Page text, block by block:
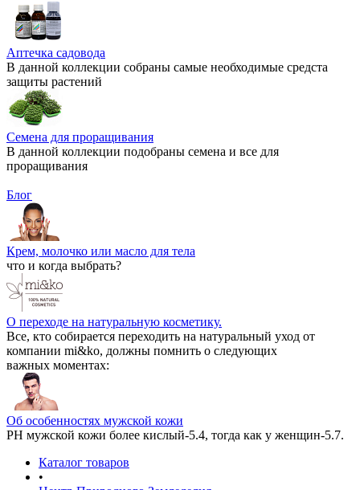
Аптечка садовода
В данной коллекции собраны самые необходимые средста
защиты растений
Семена для проращивания
В данной коллекции подобраны семена и все для
проращивания
Блог
Крем, молочко или масло для тела
что и когда выбрать?
О переходе на натуральную косметику.
Все, кто собирается переходить на натуральный уход от
компании mi&ko, должны помнить о следующих
важных моментах:
Об особенностях мужской кожи
РН мужской кожи более кислый-5.4, тогда как у женщин-5.7.
Каталог товаров
•